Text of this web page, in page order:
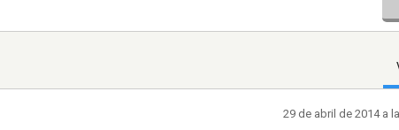
29 de abril de 2014 a